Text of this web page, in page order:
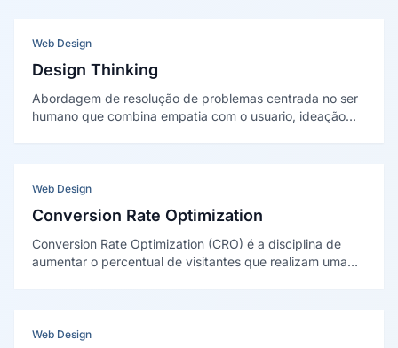
Web Design
Design Thinking
Abordagem de resolução de problemas centrada no ser
humano que combina empatia com o usuario, ideação
Web Design
Conversion Rate Optimization
Conversion Rate Optimization (CRO) é a disciplina de
aumentar o percentual de visitantes que realizam uma
Web Design